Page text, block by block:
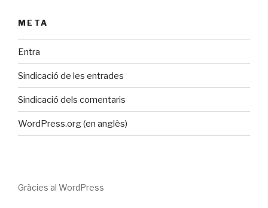
META
Entra
Sindicació de les entrades
Sindicació dels comentaris
WordPress.org (en anglès)
Gràcies al WordPress